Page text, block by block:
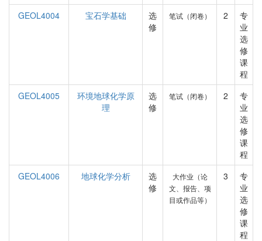
GEOL4004
宝石学基础
选
修
笔试（闭卷） 2
专
业
选
修
课
程
GEOL4005
环境地球化学原
理
选
修
笔试（闭卷） 2
专
业
选
修
课
程
GEOL4006
地球化学分析
选
修
大作业（论
文、报告、项
目或作品等）
3
专
业
选
修
课
程